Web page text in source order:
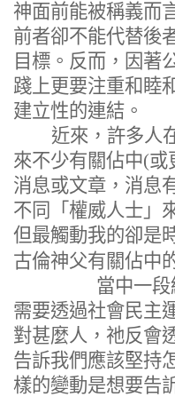
神面前能被稱義而
前者卻不能代替後
目標。反而，因著
踐上更要注重和睦
建立性的連結。
近來，許多人
來不少有關佔中(或
消息或文章，消息
不同「權威人士」
但最觸動我的卻是
古倫神父有關佔中
當中一
需要透過社會民主
對甚麼人，祂反會
告訴我們應該堅持
樣的變動是想要告